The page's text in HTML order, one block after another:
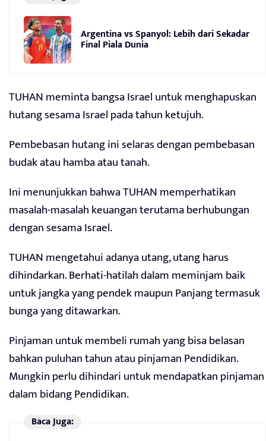
Argentina vs Spanyol: Lebih dari Sekadar
Final Piala Dunia
TUHAN meminta bangsa Israel untuk menghapuskan
hutang sesama Israel pada tahun ketujuh.
Pembebasan hutang ini selaras dengan pembebasan
budak atau hamba atau tanah.
Ini menunjukkan bahwa TUHAN memperhatikan
masalah-masalah keuangan terutama berhubungan
dengan sesama Israel.
TUHAN mengetahui adanya utang, utang harus
dihindarkan. Berhati-hatilah dalam meminjam baik
untuk jangka yang pendek maupun Panjang termasuk
bunga yang ditawarkan.
Pinjaman untuk membeli rumah yang bisa belasan
bahkan puluhan tahun atau pinjaman Pendidikan.
Mungkin perlu dihindari untuk mendapatkan pinjaman
dalam bidang Pendidikan.
Baca Juga: